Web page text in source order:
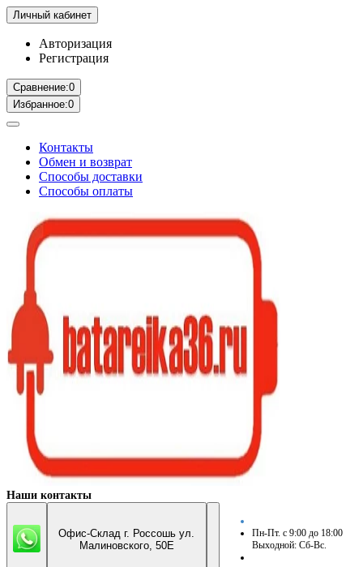
Личный кабинет
Авторизация
Регистрация
Сравнение:0
Избранное:0
Контакты
Обмен и возврат
Способы доставки
Способы оплаты
Наши контакты
Офис-Склад г. Россошь ул.
Малиновского, 50Е
Пн-Пт. с 9:00 до 18:00
Выходной: Сб-Вс.